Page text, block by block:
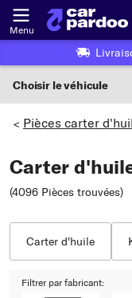
Menu
Choisir le véhicule
Ou choix du
> Pièces carter
Carter
(4096 Pièces trouvées)
Carter d'huile
Filtrer par fabricant: